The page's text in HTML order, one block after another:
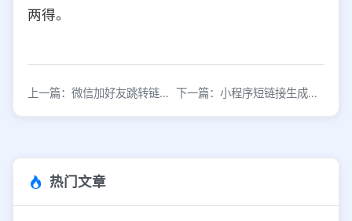
两得。
上一篇：微信加好友跳转链接生成方法，一键直达高效引流 下一篇：小程序短链接生成方法详解：3步快速创建
热门文章